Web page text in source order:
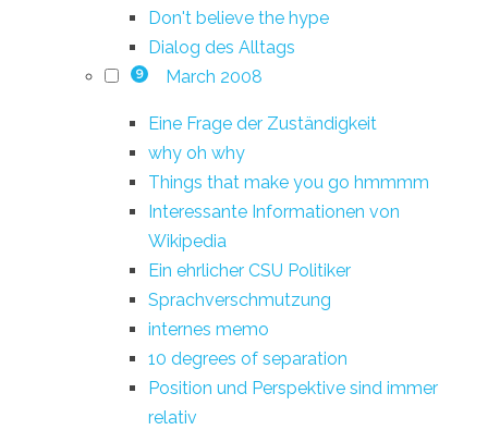
Don't believe the hype
Dialog des Alltags
9 March 2008
Eine Frage der Zuständigkeit
why oh why
Things that make you go hmmmm
Interessante Informationen von
Wikipedia
Ein ehrlicher CSU Politiker
Sprachverschmutzung
internes memo
10 degrees of separation
Position und Perspektive sind immer
relativ